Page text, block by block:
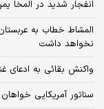
انفجار شدید در المخا
المشاط خطاب به
نخواهد داشت
واکنش بقائی به ادعای
سناتور آمریکایی